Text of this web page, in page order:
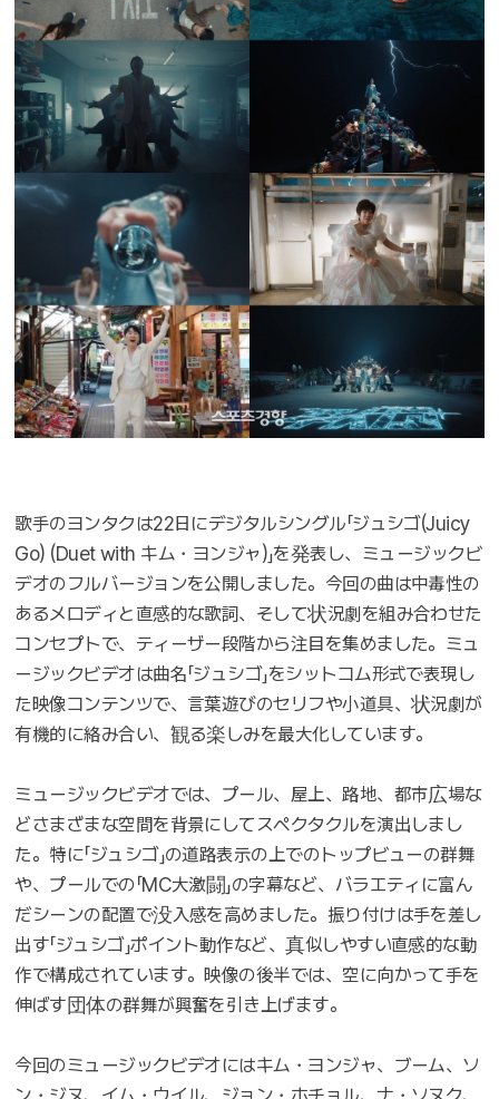
歌手のヨンタクは22日にデジタルシングル「ジュシゴ(Juicy
Go) (Duet with キム・ヨンジャ)」を発表し、ミュージックビ
デオのフルバージョンを公開しました。今回の曲は中毒性の
あるメロディと直感的な歌詞、そして状況劇を組み合わせた
コンセプトで、ティーザー段階から注目を集めました。ミュ
ージックビデオは曲名「ジュシゴ」をシットコム形式で表現し
た映像コンテンツで、言葉遊びのセリフや小道具、状況劇が
有機的に絡み合い、観る楽しみを最大化しています。
ミュージックビデオでは、プール、屋上、路地、都市広場な
どさまざまな空間を背景にしてスペクタクルを演出しまし
た。特に「ジュシゴ」の道路表示の上でのトップビューの群舞
や、プールでの「MC大激闘」の字幕など、バラエティに富ん
だシーンの配置で没入感を高めました。振り付けは手を差し
出す「ジュシゴ」ポイント動作など、真似しやすい直感的な動
作で構成されています。映像の後半では、空に向かって手を
伸ばす団体の群舞が興奮を引き上げます。
今回のミュージックビデオにはキム・ヨンジャ、ブーム、ソ